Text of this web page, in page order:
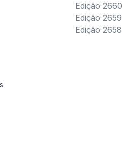
Edição 2660
Edição 2659
Edição 2658